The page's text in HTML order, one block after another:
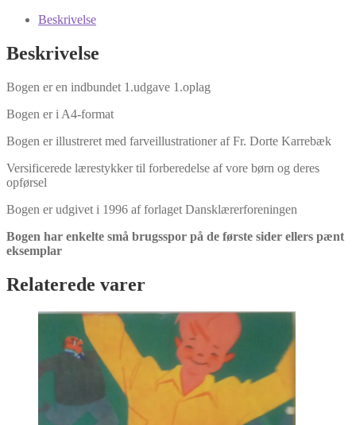
Schlosser
antal
Beskrivelse
Beskrivelse
Bogen er en indbundet 1.udgave 1.oplag
Bogen er i A4-format
Bogen er illustreret med farveillustrationer af Fr. Dorte Karrebæk
Versificerede lærestykker til forberedelse af vore børn og deres
opførsel
Bogen er udgivet i 1996 af forlaget Dansklærerforeningen
Bogen har enkelte små brugsspor på de første sider ellers pænt
eksemplar
Relaterede varer